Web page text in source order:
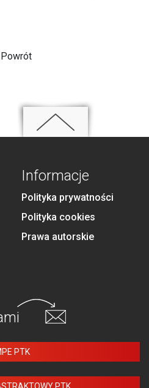
Informacje
Polityka prywatności
Polityka cookies
Prawa autorskie
PTK